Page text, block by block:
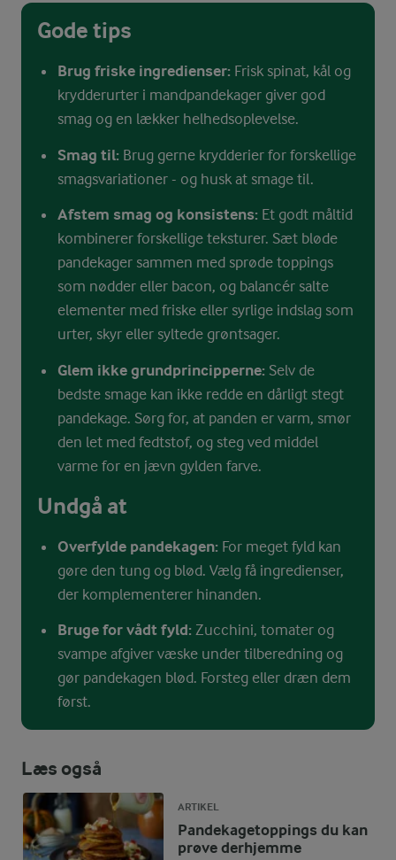
Gode tips
Brug friske ingredienser: Frisk spinat, kål og
krydderurter i mandpandekager giver god
smag og en lækker helhedsoplevelse.
Smag til: Brug gerne krydderier for forskellige
smagsvariationer - og husk at smage til.
Afstem smag og konsistens: Et godt måltid
kombinerer forskellige teksturer. Sæt bløde
pandekager sammen med sprøde toppings
som nødder eller bacon, og balancér salte
elementer med friske eller syrlige indslag som
urter, skyr eller syltede grøntsager.
Glem ikke grundprincipperne: Selv de
bedste smage kan ikke redde en dårligt stegt
pandekage. Sørg for, at panden er varm, smør
den let med fedtstof, og steg ved middel
varme for en jævn gylden farve.
Undgå at
Overfylde pandekagen: For meget fyld kan
gøre den tung og blød. Vælg få ingredienser,
der komplementerer hinanden.
Bruge for vådt fyld: Zucchini, tomater og
svampe afgiver væske under tilberedning og
gør pandekagen blød. Forsteg eller dræn dem
først.
Læs også
ARTIKEL
Pandekagetoppings du kan
prøve derhjemme